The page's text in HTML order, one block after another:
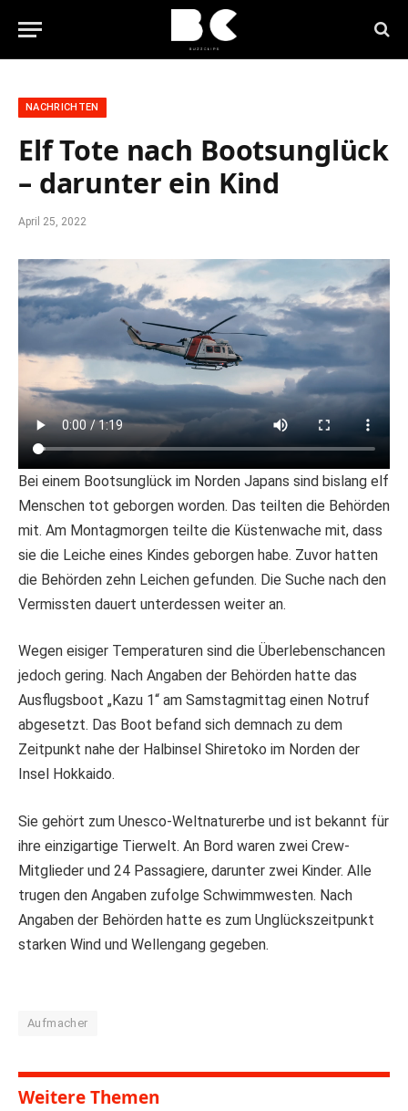
NACHRICHTEN
Elf Tote nach Bootsunglück
– darunter ein Kind
April 25, 2022
Bei einem Bootsunglück im Norden Japans sind bislang elf
Menschen tot geborgen worden. Das teilten die Behörden
mit. Am Montagmorgen teilte die Küstenwache mit, dass
sie die Leiche eines Kindes geborgen habe. Zuvor hatten
die Behörden zehn Leichen gefunden. Die Suche nach den
Vermissten dauert unterdessen weiter an.
Wegen eisiger Temperaturen sind die Überlebenschancen
jedoch gering. Nach Angaben der Behörden hatte das
Ausflugsboot „Kazu 1“ am Samstagmittag einen Notruf
abgesetzt. Das Boot befand sich demnach zu dem
Zeitpunkt nahe der Halbinsel Shiretoko im Norden der
Insel Hokkaido.
Sie gehört zum Unesco-Weltnaturerbe und ist bekannt für
ihre einzigartige Tierwelt. An Bord waren zwei Crew-
Mitglieder und 24 Passagiere, darunter zwei Kinder. Alle
trugen den Angaben zufolge Schwimmwesten. Nach
Angaben der Behörden hatte es zum Unglückszeitpunkt
starken Wind und Wellengang gegeben.
Aufmacher
Weitere Themen